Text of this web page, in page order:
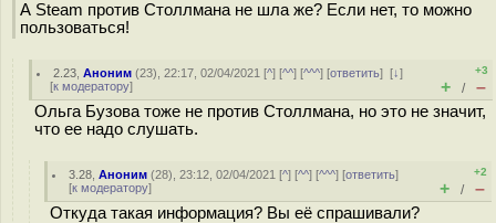
А Steam против Столлмана не шла же? Если нет, то можно
пользоваться!
2.23 ,Аноним (23), 22:17, 02/04/2021 [^] [^^] [^^^] [ответить][↓]
[к модератору]
+3
+ / –
Ольга Бузова тоже не против Столлмана, но это не значит,
что ее надо слушать.
3.28 ,Аноним (28), 23:12, 02/04/2021 [^] [^^] [^^^] [ответить]
[к модератору]
+2
+ / –
Откуда такая информация? Вы её спрашивали?